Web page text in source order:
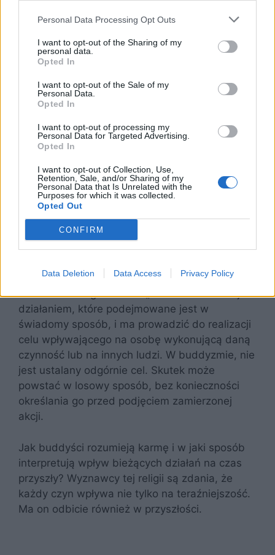
Personal Data Processing Opt Outs
I want to opt-out of the Sharing of my
personal data.
Opted In
I want to opt-out of the Sale of my
Personal Data.
Opted In
I want to opt-out of processing my
Personal Data for Targeted Advertising.
Opted In
I want to opt-out of Collection, Use,
Retention, Sale, and/or Sharing of my
Personal Data that Is Unrelated with the
Purposes for which it was collected.
Opted Out
CONFIRM
Data Deletion Data Access Privacy Policy
wysiłek– podejmowanie wysiłku w życiu,
powinno być związane ze szczerymi,
dobrymi intencjami;
zanurzenie w codzienności i
zaangażowane wykonywanie
medytacja– dzięki medytacji można
osiągnąć stan, który pozwala pozbyć się
dotyczącym zarówno duchowości, jak i
rzeczywistości.
Karma w buddyzmie
najpierw zapoznać się z dosłownym
znaczeniem tego słowa – „działanie”. Karma jest
działaniem, które podejmowane jest w
świadomy sposób, i ma prowadzić do realizacji
celu wpływającego na osobę wykonującą daną
czynność lub na innych ludzi. W buddyzmie, nie
jest ustalany odgórnie cel. Skutek może
powstać w losowy sposób, bez konieczności
określania go przed podjęciem zamierzonej
akcji.
Jak buddyści rozumieją karmę i w jaki sposób
interpretują wpływ bieżących działań na czas
przyszły? Wyznawcy tej religii są zdania, że
każdy czyn wpływa nie tylko na teraźniejszość.
Ma on odbicie również w przyszłości.